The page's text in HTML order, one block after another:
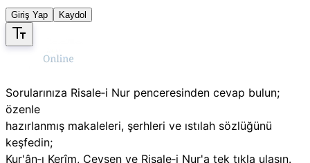
Giriş Yap Kaydol
Sorularınıza Risale‑i Nur penceresinden cevap bulun;
özenle
hazırlanmış makaleleri, şerhleri ve ıstılah sözlüğünü
keşfedin;
Kur'ân‑ı Kerîm, Cevşen ve Risale‑i Nur'a tek tıkla ulaşın.